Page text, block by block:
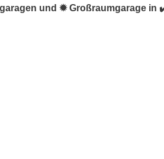
und ✹ Großraumgarage in